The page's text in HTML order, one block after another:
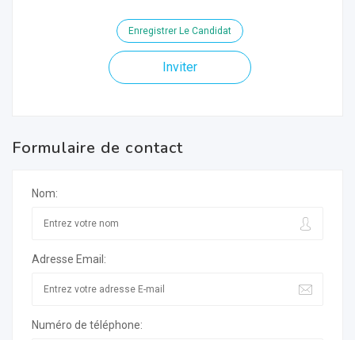
Enregistrer Le Candidat
Inviter
Formulaire de contact
Nom:
Adresse Email:
Numéro de téléphone: